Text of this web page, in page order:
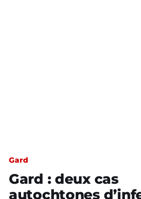
Gard
Gard : deux cas
autochtones